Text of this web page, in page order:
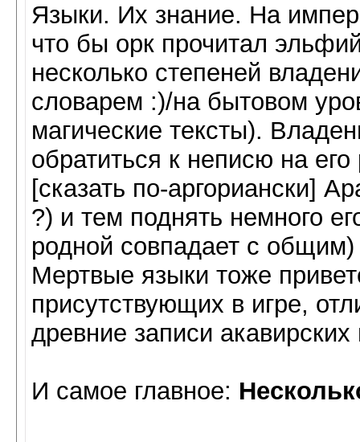
Языки. Их знание. На
что бы орк прочитал
несколько степеней
словарем :)/на бытовом
магические тексты).
обратиться к неписю на
[сказать по-аргориански]
?) и тем поднять немного
родной совпадает с
Мертвые языки тоже
присутствующих в игре,
древние записи акавирских
И самое главное: